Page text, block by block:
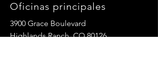
Oficinas principales
3900 Grace Boulevard
Highlands Ranch, CO 80126